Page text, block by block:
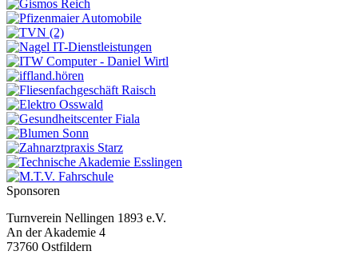
Sponsoren
Turnverein Nellingen 1893 e.V.
An der Akademie 4
73760 Ostfildern